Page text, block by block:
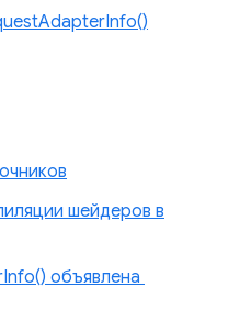
шейдеров в
объявлена